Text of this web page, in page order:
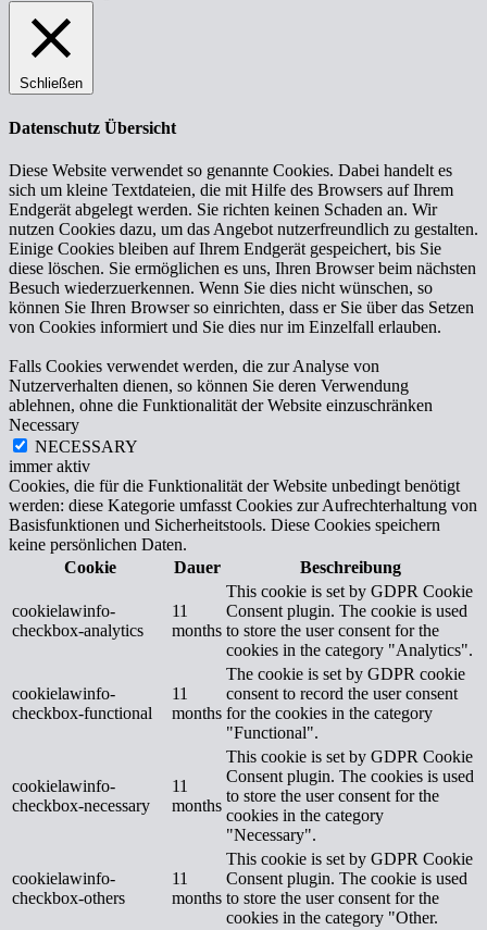
Schließen
Datenschutz Übersicht
Diese Website verwendet so genannte Cookies. Dabei handelt es
sich um kleine Textdateien, die mit Hilfe des Browsers auf Ihrem
Endgerät abgelegt werden. Sie richten keinen Schaden an. Wir
nutzen Cookies dazu, um das Angebot nutzerfreundlich zu gestalten.
Einige Cookies bleiben auf Ihrem Endgerät gespeichert, bis Sie
diese löschen. Sie ermöglichen es uns, Ihren Browser beim nächsten
Besuch wiederzuerkennen. Wenn Sie dies nicht wünschen, so
können Sie Ihren Browser so einrichten, dass er Sie über das Setzen
von Cookies informiert und Sie dies nur im Einzelfall erlauben.
Falls Cookies verwendet werden, die zur Analyse von
Nutzerverhalten dienen, so können Sie deren Verwendung
ablehnen, ohne die Funktionalität der Website einzuschränken
Necessary
NECESSARY
immer aktiv
Cookies, die für die Funktionalität der Website unbedingt benötigt
werden: diese Kategorie umfasst Cookies zur Aufrechterhaltung von
Basisfunktionen und Sicherheitstools. Diese Cookies speichern
keine persönlichen Daten.
Cookie
Dauer Beschreibung
cookielawinfo-
checkbox-analytics
11
months
This cookie is set by GDPR Cookie
Consent plugin. The cookie is used
to store the user consent for the
cookies in the category "Analytics".
cookielawinfo-
checkbox-functional
11
months
The cookie is set by GDPR cookie
consent to record the user consent
for the cookies in the category
"Functional".
cookielawinfo-
checkbox-necessary
11
months
This cookie is set by GDPR Cookie
Consent plugin. The cookies is used
to store the user consent for the
cookies in the category
"Necessary".
cookielawinfo-
checkbox-others
11
months
This cookie is set by GDPR Cookie
Consent plugin. The cookie is used
to store the user consent for the
cookies in the category "Other.